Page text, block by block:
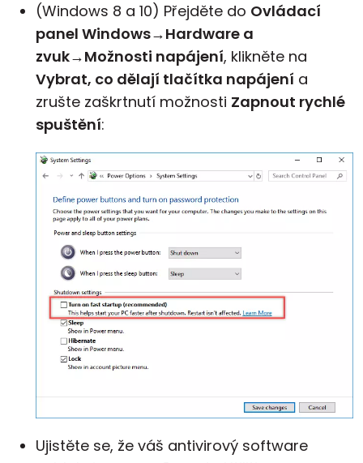
(Windows 8 a 10) Přejděte do Ovládací
panel Windows→Hardware a
zvuk→Možnosti napájení, klikněte na
Vybrat, co dělají tlačítka napájení a
zrušte zaškrtnutí možnosti Zapnout rychlé
spuštění:
Ujistěte se, že váš antivirový software